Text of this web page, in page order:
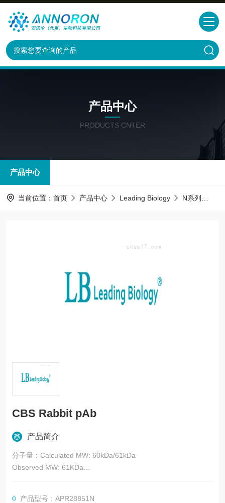
产品中心
PRODUCTS CNTER
产品中心
当前位置： 首页 产品中心 Leading Biology N系列
CBS Rabbit pAb
产品简介
分子量：Calculated MW: 60kDa/61kDa
Observed MW: 61KDa
产品型号：APR28851N